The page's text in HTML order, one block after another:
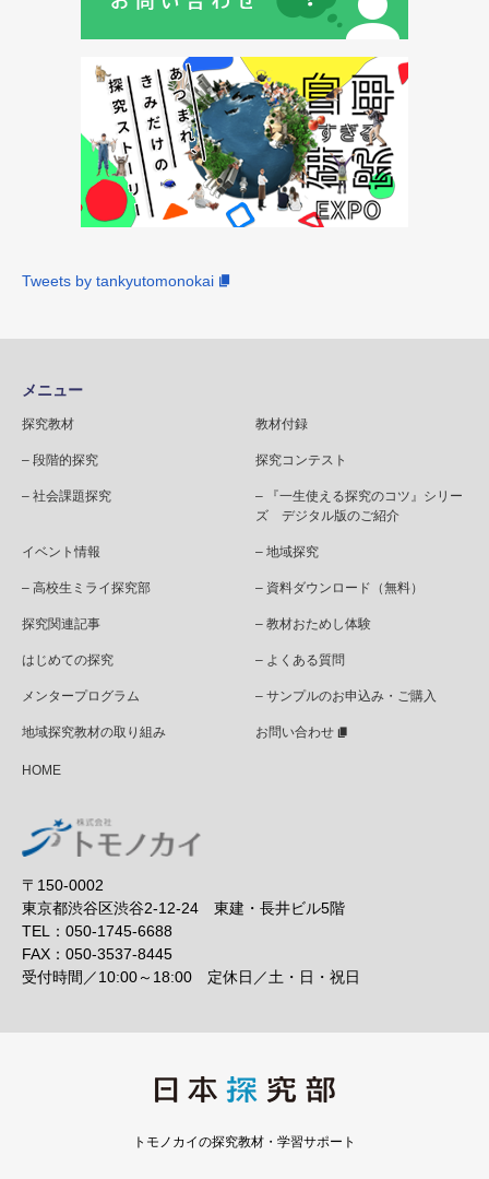
Tweets by tankyutomonokai
メニュー
探究教材 教材付録
– 段階的探究 探究コンテスト
– 社会課題探究
– 『一生使える探究のコツ』シリー
ズ デジタル版のご紹介
イベント情報 – 地域探究
– 高校生ミライ探究部 – 資料ダウンロード（無料）
探究関連記事 – 教材おためし体験
はじめての探究 – よくある質問
メンタープログラム – サンプルのお申込み・ご購入
地域探究教材の取り組み お問い合わせ
HOME
〒150-0002
東京都渋谷区渋谷2-12-24 東建・長井ビル5階
TEL：050-1745-6688
FAX：050-3537-8445
受付時間／10:00～18:00 定休日／土・日・祝日
トモノカイの探究教材・学習サポート